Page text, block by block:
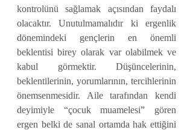
kontrolünü sağlamak açısından faydalı
olacaktır. Unutulmamalıdır ki ergenlik
dönemindeki gençlerin en önemli
beklentisi birey olarak var olabilmek ve
kabul görmektir. Düşüncelerinin,
beklentilerinin, yorumlarının, tercihlerinin
önemsenmesidir. Aile tarafından kendi
deyimiyle “çocuk muamelesi” gören
ergen belki de sanal ortamda hak ettiğini